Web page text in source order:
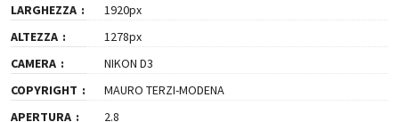
LARGHEZZA
1920px
ALTEZZA
1278px
CAMERA
NIKON D3
COPYRIGHT
MAURO TERZI-MODENA
APERTURA
2.8